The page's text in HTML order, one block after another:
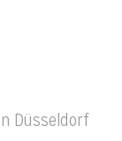
Düsseldorf